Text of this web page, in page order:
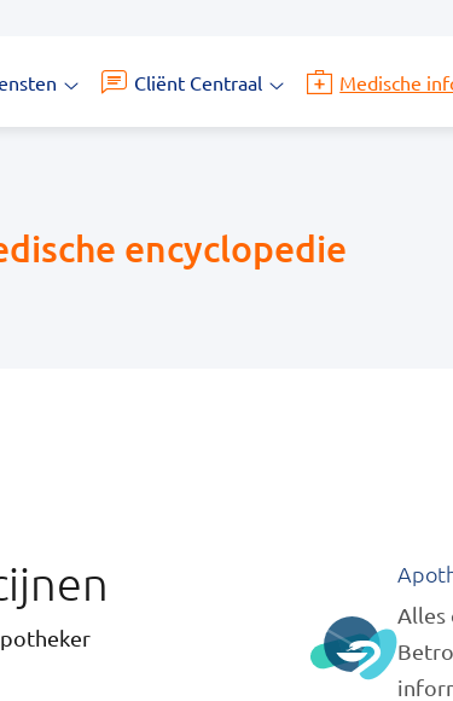
submenu
Cliënt Centraal
Centraal
Medische
encyclopedie
Alles